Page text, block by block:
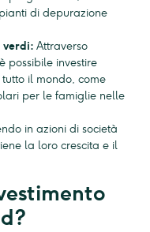
di depurazione
verdi: Attraverso
possibile investire
il mondo, come
per le famiglie nelle
in azioni di società
la loro crescita e il